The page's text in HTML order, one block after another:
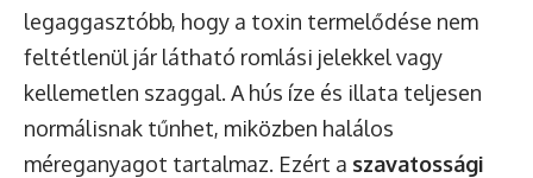
legaggasztóbb, hogy a toxin termelődése nem
feltétlenül jár látható romlási jelekkel vagy
kellemetlen szaggal. A hús íze és illata teljesen
normálisnak tűnhet, miközben halálos
méreganyagot tartalmaz. Ezért a szavatossági